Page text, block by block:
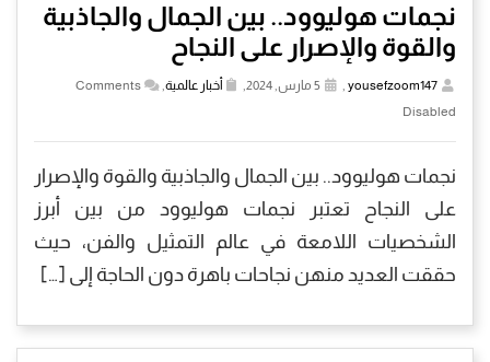
نجمات هوليوود.. بين الجمال والجاذبية
والقوة والإصرار على النجاح
yousefzoom147
, أخبار عالمية,
Comments
Disabled
نجمات هوليوود.. بين الجمال والجاذبية والقوة والإصرار
على النجاح تعتبر نجمات هوليوود من بين أبرز
الشخصيات اللامعة في عالم التمثيل والفن، حيث
حققت العديد منهن نجاحات باهرة دون الحاجة إلى […]